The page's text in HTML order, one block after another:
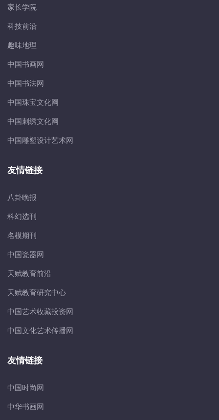
家长学院
科技前沿
趣味地理
中国书画网
中国书法网
中国珠宝文化网
中国刺绣文化网
中国雕塑设计艺术网
友情链接
八卦晚报
科幻选刊
名模期刊
中国瓷器网
天赋教育前沿
天赋教育研究中心
中国艺术收藏投资网
中国文化艺术传播网
友情链接
中国时尚网
中华书画网